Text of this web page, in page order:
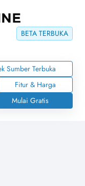
BETA TERBUKA
Sumber Terbuka
Fitur & Harga
Mulai Gratis